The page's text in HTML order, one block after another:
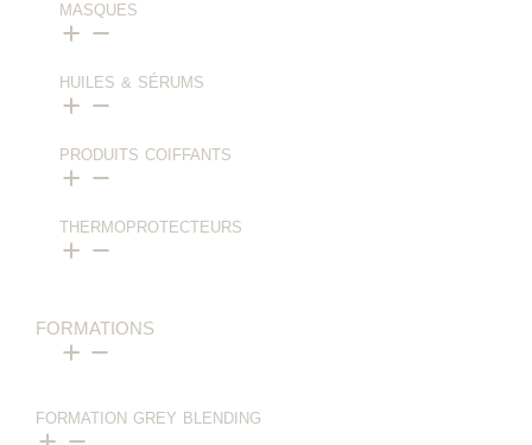
MASQUES
HUILES & SÉRUMS
PRODUITS COIFFANTS
THERMOPROTECTEURS
FORMATIONS
FORMATION GREY BLENDING